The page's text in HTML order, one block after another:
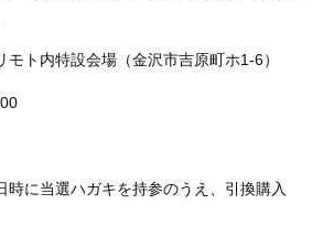
ト内特設会場（金沢市吉原町ホ1-6）
時に当選ハガキを持参のうえ、引換購入